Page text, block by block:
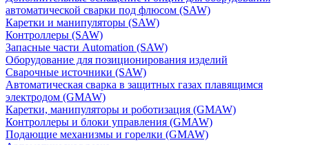
автоматической сварки под флюсом (SAW)
Каретки и манипуляторы (SAW)
Контроллеры (SAW)
Запасные части Automation (SAW)
Оборудование для позиционирования изделий
Сварочные источники (SAW)
Автоматическая сварка в защитных газах плавящимся
электродом (GMAW)
Каретки, манипуляторы и роботизация (GMAW)
Контроллеры и блоки управления (GMAW)
Подающие механизмы и горелки (GMAW)